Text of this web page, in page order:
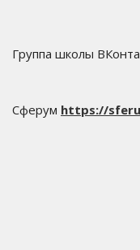
Группа школы
Сферум https://